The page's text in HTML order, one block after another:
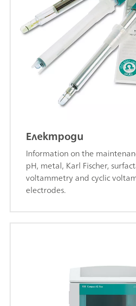
Електроди
Information on the
pH, metal, Karl Fischer,
voltammetry and cyclic
electrodes.